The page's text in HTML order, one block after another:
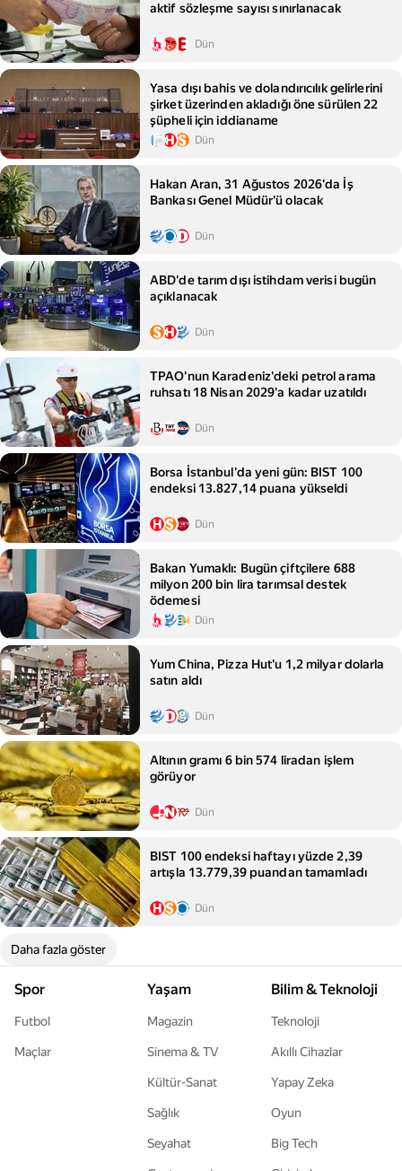
aktif sözleşme sayısı sınırlanacak
Dün
Yasa dışı bahis ve dolandırıcılık gelirlerini
şirket üzerinden akladığı öne sürülen 22
şüpheli için iddianame
Dün
Hakan Aran, 31 Ağustos 2026'da İş
Bankası Genel Müdür'ü olacak
Dün
ABD'de tarım dışı istihdam verisi bugün
açıklanacak
Dün
TPAO'nun Karadeniz'deki petrol arama
ruhsatı 18 Nisan 2029'a kadar uzatıldı
Dün
Borsa İstanbul'da yeni gün: BIST 100
endeksi 13.827,14 puana yükseldi
Dün
Bakan Yumaklı: Bugün çiftçilere 688
milyon 200 bin lira tarımsal destek
ödemesi
Dün
Yum China, Pizza Hut'u 1,2 milyar dolarla
satın aldı
Dün
Altının gramı 6 bin 574 liradan işlem
görüyor
Dün
BIST 100 endeksi haftayı yüzde 2,39
artışla 13.779,39 puandan tamamladı
Dün
Daha fazla göster
Spor
Futbol
Maçlar
Yaşam
Magazin
Sinema & TV
Kültür-Sanat
Sağlık
Seyahat
Bilim & Teknoloji
Teknoloji
Akıllı Cihazlar
Yapay Zeka
Oyun
Big Tech